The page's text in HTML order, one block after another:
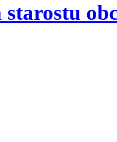
starostu